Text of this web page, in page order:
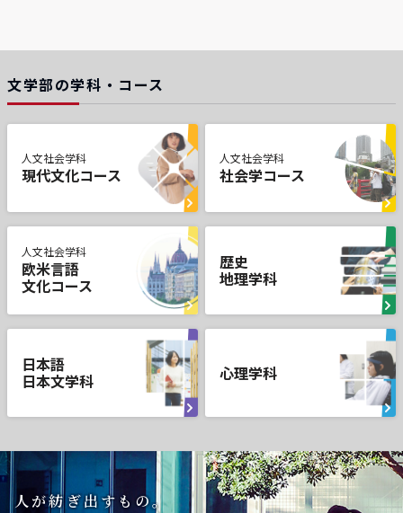
文学部の学科・コース
人文社会学科
現代文化コース
人文社会学科
社会学コース
人文社会学科
欧米言語
文化コース
歴史
地理学科
日本語
日本文学科 心理学科
人が紡ぎ出すもの。